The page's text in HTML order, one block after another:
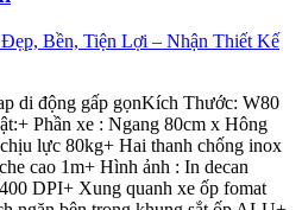
di động gấp gọnKích Thước: W80
Phần xe : Ngang 80cm x Hông
lực 80kg+ Hai thanh chống inox
cao 1m+ Hình ảnh : In decan
DPI+ Xung quanh xe ốp fomat